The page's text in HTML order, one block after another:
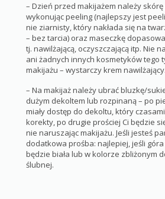
– Dzień przed makijażem należy
wykonując peeling (najlepszy jest
nie ziarnisty, który nakłada się na
– bez tarcia) oraz maseczkę
tj. nawilżającą, oczyszczającą itp. Nie
ani żadnych innych kosmetyków tego
makijażu – wystarczy krem nawilżający.
– Na makijaż należy ubrać bluzkę/
dużym dekoltem lub rozpinaną – po
miały dostęp do dekoltu, który
korekty, po drugie prościej Ci będzie
nie naruszając makijażu. Jeśli jesteś
dodatkowa prośba: najlepiej, jeśli
będzie biała lub w kolorze zbliżonym
ślubnej.